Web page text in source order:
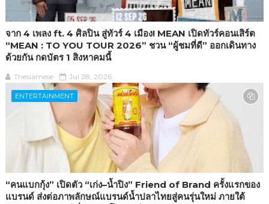
จาก 4 เพลง ft. 4 ศิลปิน สู่ทัวร์ 4 เมือง! MEAN เปิดทัวร์คอนเสิร์ต
“MEAN : TO YOU TOUR 2026” ชวน “ผู้ชมที่ดี” ออกเดินทาง
ด้วยกัน กดบัตร 1 สิงหาคมนี้
Thesiamese Jul 28, 2026
ENTERTAINMENT
“คนแบกกุ้ง” เปิดตัว “เก่ง–น้ำปิง” Friend of Brand ครั้งแรกของ
แบรนด์ ส่งต่อภาพลักษณ์แบรนด์น้ำปลาไทยสู่คนรุ่นใหม่ ภายใต้